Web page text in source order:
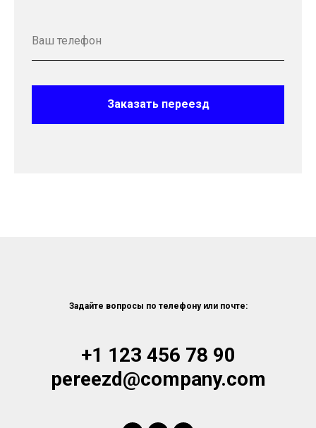
Заказать переезд
Задайте вопросы по телефону или почте:
+1 123 456 78 90
pereezd@company.com